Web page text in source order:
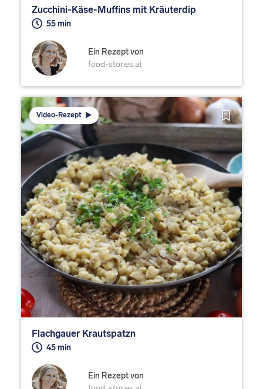
Zucchini-Käse-Muffins mit Kräuterdip
55 min
Ein Rezept von
food-stories.at
Video-Rezept
Flachgauer Krautspatzn
45 min
Ein Rezept von